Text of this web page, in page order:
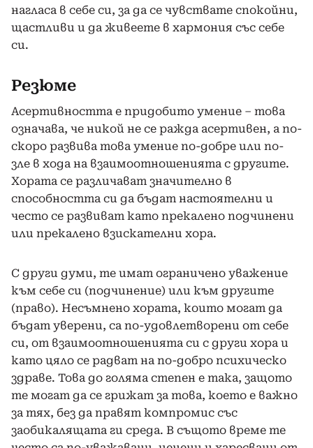
нагласа в себе си, за да се чувствате спокойни,
щастливи и да живеете в хармония със себе
си.
Резюме
Асертивността е придобито умение – това
означава, че никой не се ражда асертивен, а по-
скоро развива това умение по-добре или по-
зле в хода на взаимоотношенията с другите.
Хората се различават значително в
способността си да бъдат настоятелни и
често се развиват като прекалено подчинени
или прекалено взискателни хора.
С други думи, те имат ограничено уважение
към себе си (подчинение) или към другите
(право). Несъмнено хората, които могат да
бъдат уверени, са по-удовлетворени от себе
си, от взаимоотношенията си с други хора и
като цяло се радват на по-добро психическо
здраве. Това до голяма степен е така, защото
те могат да се грижат за това, което е важно
за тях, без да правят компромис със
заобикалящата ги среда. В същото време те